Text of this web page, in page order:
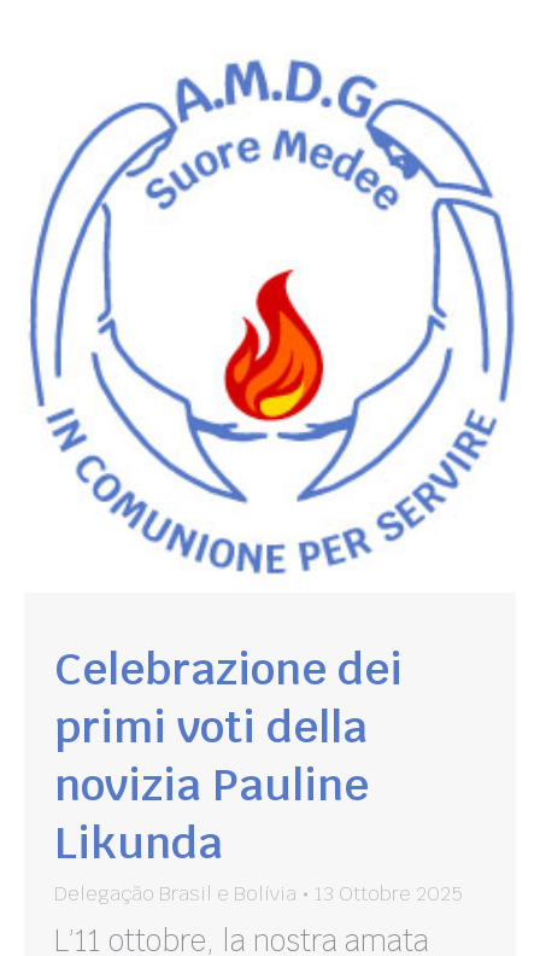
Celebrazione dei
primi voti della
novizia Pauline
Likunda
Delegação Brasil e Bolívia 13 Ottobre 2025
L’11 ottobre, la nostra amata